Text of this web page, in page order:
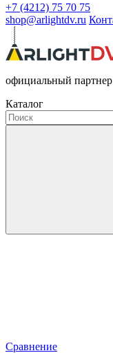
+7 (4212) 75 70 75
shop@arlightdv.ru
официальный
Каталог
Сравнение